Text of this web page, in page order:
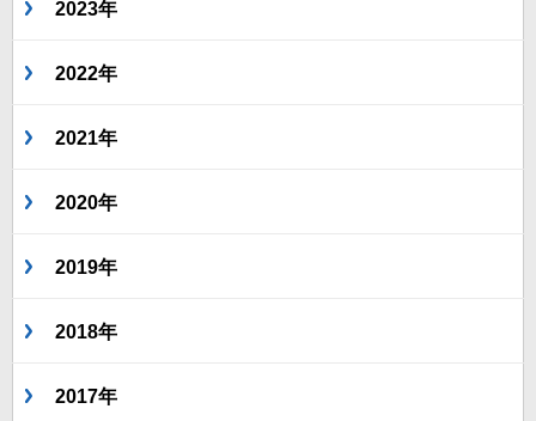
2023年
2022年
2021年
2020年
2019年
2018年
2017年